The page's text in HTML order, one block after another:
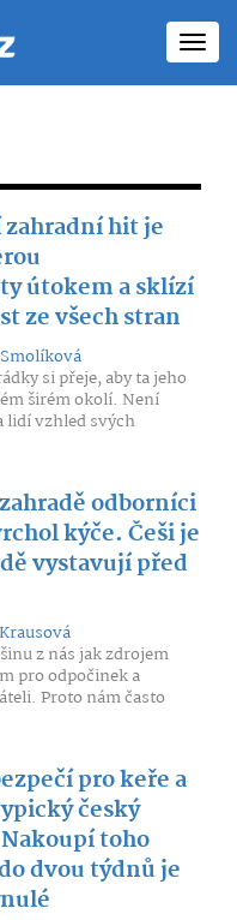
hit je
útokem a sklízí
ze všech stran
si přeje, aby ta jeho
širém okolí. Není
lidí vzhled svých
odborníci
kýče. Češi je
vystavují před
z nás jak zdrojem
pro odpočinek a
Proto nám často
pro keře a
český
toho
dvou týdnů je